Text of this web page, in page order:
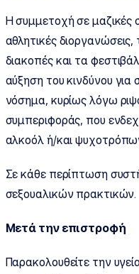
Η συμμετοχή σε μαζικές
αθλητικές διοργανώσεις,
διακοπές και τα
αύξηση του κινδύνου για
νόσημα, κυρίως λόγω
συμπεριφοράς, που
αλκοόλ ή/και
Σε κάθε περίπτωση
σεξουαλικών πρακτικών.
Μετά την επιστροφή
Παρακολουθείτε την